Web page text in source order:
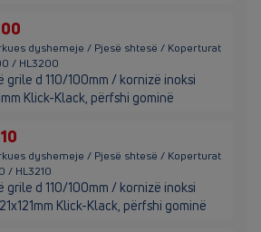
dyshemeje / Pjesë shtesë / Koperturat
/ HL3200
grile d 110/100mm / kornizë inoksi
Klick-Klack, përfshi gominë
dyshemeje / Pjesë shtesë / Koperturat
/ HL3210
grile d 110/100mm / kornizë inoksi
Klick-Klack, përfshi gominë